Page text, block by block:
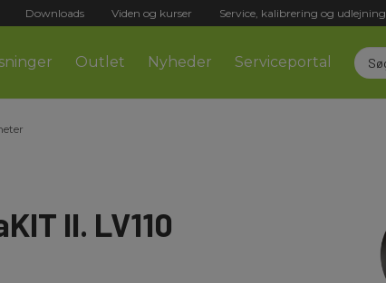
Downloads Viden og kurser Service, kalibrering og udlejning
Outlet Nyheder Serviceportal
II. LV110